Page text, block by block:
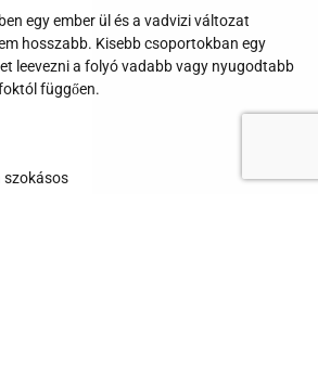
egy ember ül és a vadvizi változat
hosszabb. Kisebb csoportokban egy
leevezni a folyó vadabb vagy nyugodtabb
függően.
szokásos